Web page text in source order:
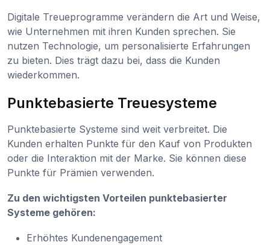
Digitale Treueprogramme verändern die Art und Weise,
wie Unternehmen mit ihren Kunden sprechen. Sie
nutzen Technologie, um personalisierte Erfahrungen
zu bieten. Dies trägt dazu bei, dass die Kunden
wiederkommen.
Punktebasierte Treuesysteme
Punktebasierte Systeme sind weit verbreitet. Die
Kunden erhalten Punkte für den Kauf von Produkten
oder die Interaktion mit der Marke. Sie können diese
Punkte für Prämien verwenden.
Zu den wichtigsten Vorteilen punktebasierter
Systeme gehören:
Erhöhtes Kundenengagement